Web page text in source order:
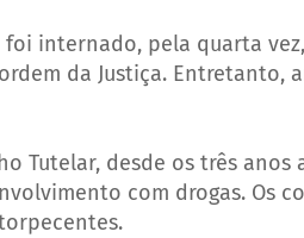
foi internado, pela quarta
da Justiça. Entretanto,
Tutelar, desde os três
com drogas. Os